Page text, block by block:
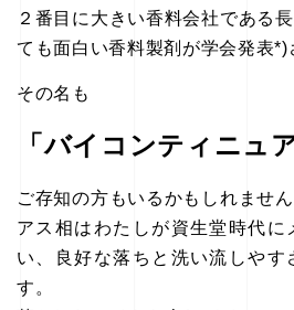
２番目に大きい香料会社である
ても面白い香料製剤が学会発表*)
その名も
「バイコンティニュ
ご存知の方もいるかもしれませ
アス相はわたしが資生堂時代に
い、良好な落ちと洗い流しやす
す。